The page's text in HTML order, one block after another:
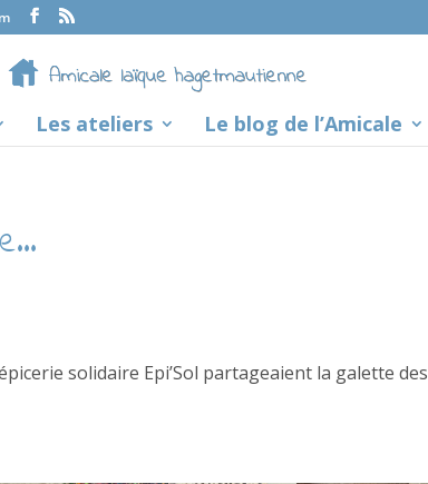
Les ateliers Le blog de l’Amicale
solidaire Epi’Sol partageaient la galette des